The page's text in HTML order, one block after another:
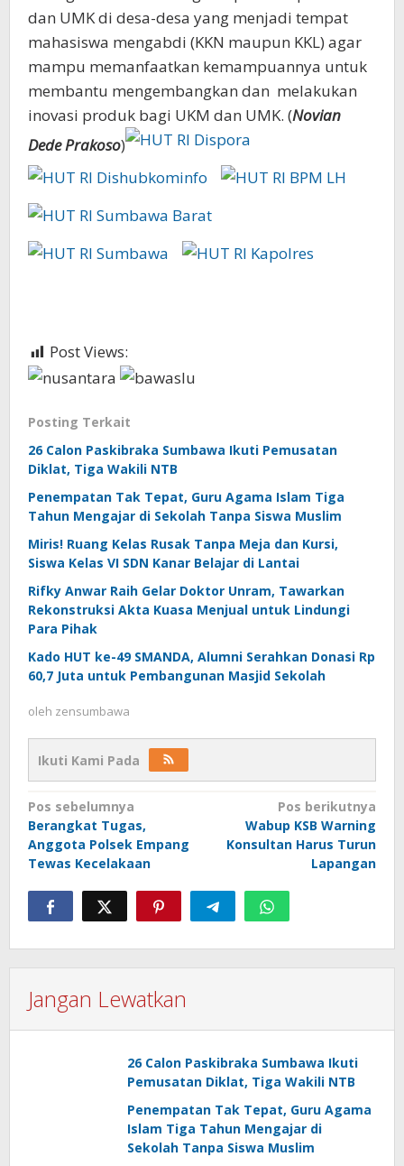
dan UMK di desa-desa yang menjadi tempat
mahasiswa mengabdi (KKN maupun KKL) agar
mampu memanfaatkan kemampuannya untuk
membantu mengembangkan dan melakukan
inovasi produk bagi UKM dan UMK. (Novian
Dede Prakoso)
Post Views:
Posting Terkait
26 Calon Paskibraka Sumbawa Ikuti Pemusatan
Diklat, Tiga Wakili NTB
Penempatan Tak Tepat, Guru Agama Islam Tiga
Tahun Mengajar di Sekolah Tanpa Siswa Muslim
Miris! Ruang Kelas Rusak Tanpa Meja dan Kursi,
Siswa Kelas VI SDN Kanar Belajar di Lantai
Rifky Anwar Raih Gelar Doktor Unram, Tawarkan
Rekonstruksi Akta Kuasa Menjual untuk Lindungi
Para Pihak
Kado HUT ke-49 SMANDA, Alumni Serahkan Donasi Rp
60,7 Juta untuk Pembangunan Masjid Sekolah
oleh zensumbawa
Ikuti Kami Pada
Navigasi
pos
Pos sebelumnya
Berangkat Tugas,
Anggota Polsek Empang
Tewas Kecelakaan
Pos berikutnya
Wabup KSB Warning
Konsultan Harus Turun
Lapangan
Jangan Lewatkan
26 Calon Paskibraka Sumbawa Ikuti
Pemusatan Diklat, Tiga Wakili NTB
Penempatan Tak Tepat, Guru Agama
Islam Tiga Tahun Mengajar di
Sekolah Tanpa Siswa Muslim